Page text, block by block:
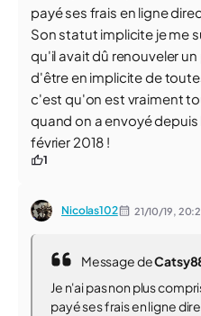
payé ses frais en ligne
Son statut implicite je me
qu'il avait dû renouveler
d'être en implicite de
c'est qu'on est vraiment
quand on a envoyé
février 2018 !
1
Nicolas102 21/10/19,
Message de
Je n'ai pas non plus
payé ses frais en ligne